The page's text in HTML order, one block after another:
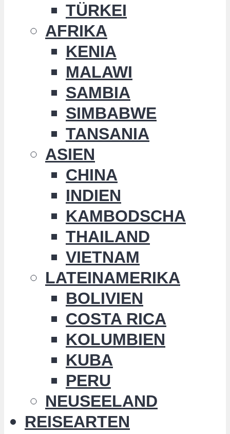
TÜRKEI
AFRIKA
KENIA
MALAWI
SAMBIA
SIMBABWE
TANSANIA
ASIEN
CHINA
INDIEN
KAMBODSCHA
THAILAND
VIETNAM
LATEINAMERIKA
BOLIVIEN
COSTA RICA
KOLUMBIEN
KUBA
PERU
NEUSEELAND
REISEARTEN